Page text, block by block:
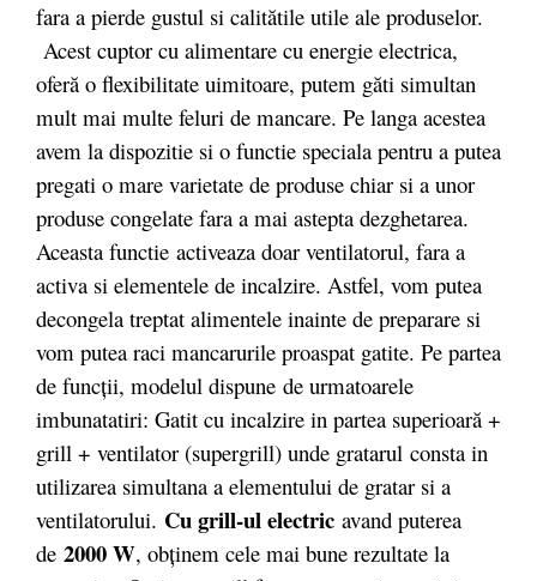
fara a pierde gustul si calitătile utile ale produselor.
Acest cuptor cu alimentare cu energie electrica,
oferă o flexibilitate uimitoare, putem găti simultan
mult mai multe feluri de mancare. Pe langa acestea
avem la dispozitie si o functie speciala pentru a putea
pregati o mare varietate de produse chiar si a unor
produse congelate fara a mai astepta dezghetarea.
Aceasta functie activeaza doar ventilatorul, fara a
activa si elementele de incalzire. Astfel, vom putea
decongela treptat alimentele inainte de preparare si
vom putea raci mancarurile proaspat gatite. Pe partea
de funcții, modelul dispune de urmatoarele
imbunatatiri: Gatit cu incalzire in partea superioară +
grill + ventilator (supergrill) unde gratarul consta in
utilizarea simultana a elementului de gratar si a
ventilatorului. Cu grill-ul electric avand puterea
de 2000 W, obţinem cele mai bune rezultate la